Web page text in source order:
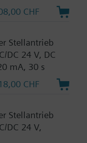
CHF
Stellantrieb
DC 24 V, DC
mA, 30 s
CHF
Stellantrieb
DC 24 V,